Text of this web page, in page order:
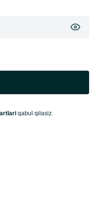
qabul qilasiz.